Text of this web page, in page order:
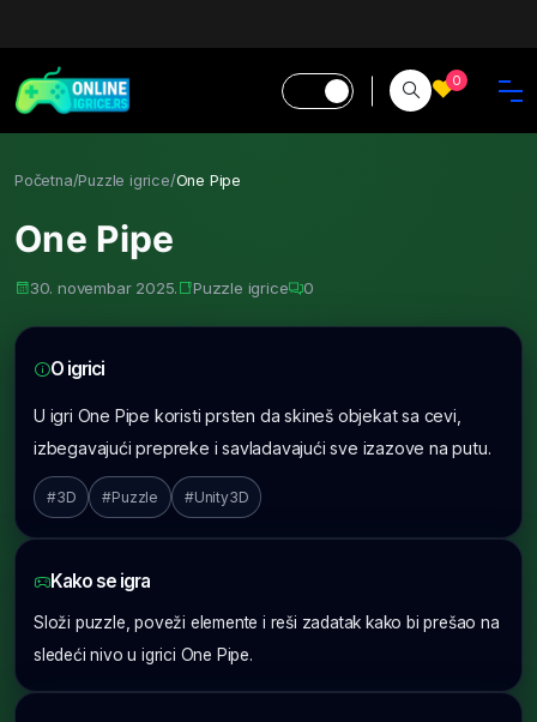
0
Početna/Puzzle igrice/One Pipe
One Pipe
30. novembar 2025. Puzzle igrice 0
O igrici
U igri One Pipe koristi prsten da skineš objekat sa cevi,
izbegavajući prepreke i savladavajući sve izazove na putu.
#3D #Puzzle #Unity3D
Kako se igra
Složi puzzle, poveži elemente i reši zadatak kako bi prešao na
sledeći nivo u igrici One Pipe.